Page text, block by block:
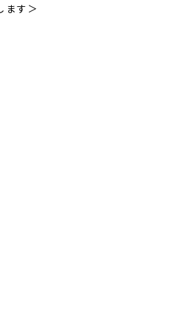
ます＞